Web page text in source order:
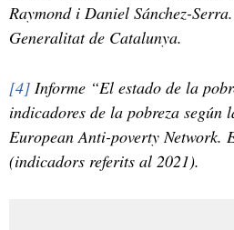
Raymond i Daniel Sánchez-
Generalitat de Catalunya.
[4] Informe “El estado de la
indicadores de la pobreza según
European Anti-poverty Network.
(indicadors referits al 2021).